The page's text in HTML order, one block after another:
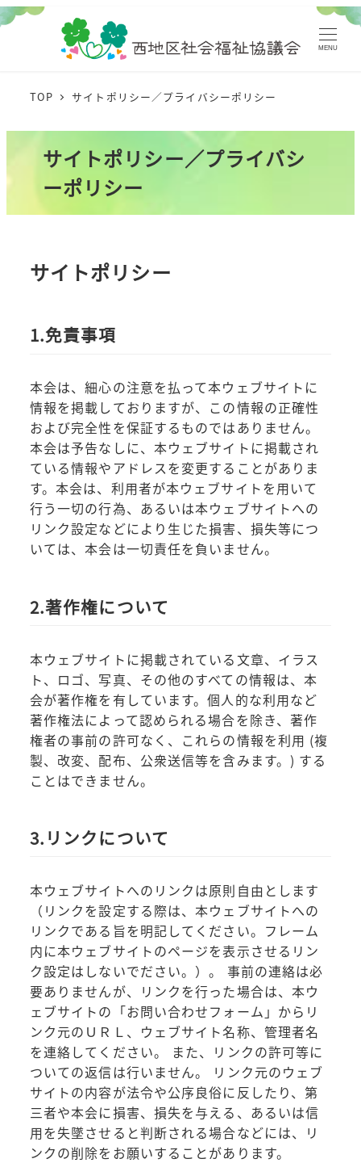
MENU
TOP サイトポリシー／プライバシーポリシー
サイトポリシー／プライバシ
ーポリシー
サイトポリシー
1.免責事項
本会は、細心の注意を払って本ウェブサイトに
情報を掲載しておりますが、この情報の正確性
および完全性を保証するものではありません。
本会は予告なしに、本ウェブサイトに掲載され
ている情報やアドレスを変更することがありま
す。本会は、利用者が本ウェブサイトを用いて
行う一切の行為、あるいは本ウェブサイトへの
リンク設定などにより生じた損害、損失等につ
いては、本会は一切責任を負いません。
2.著作権について
本ウェブサイトに掲載されている文章、イラス
ト、ロゴ、写真、その他のすべての情報は、本
会が著作権を有しています。個人的な利用など
著作権法によって認められる場合を除き、著作
権者の事前の許可なく、これらの情報を利用 (複
製、改変、配布、公衆送信等を含みます。) する
ことはできません。
3.リンクについて
本ウェブサイトへのリンクは原則自由とします
（リンクを設定する際は、本ウェブサイトへの
リンクである旨を明記してください。フレーム
内に本ウェブサイトのページを表示させるリン
ク設定はしないでださい。）。 事前の連絡は必
要ありませんが、リンクを行った場合は、本ウ
ェブサイトの「お問い合わせフォーム」からリ
ンク元のＵＲＬ、ウェブサイト名称、管理者名
を連絡してください。 また、リンクの許可等に
ついての返信は行いません。 リンク元のウェブ
サイトの内容が法令や公序良俗に反したり、第
三者や本会に損害、損失を与える、あるいは信
用を失墜させると判断される場合などには、リ
ンクの削除をお願いすることがあります。